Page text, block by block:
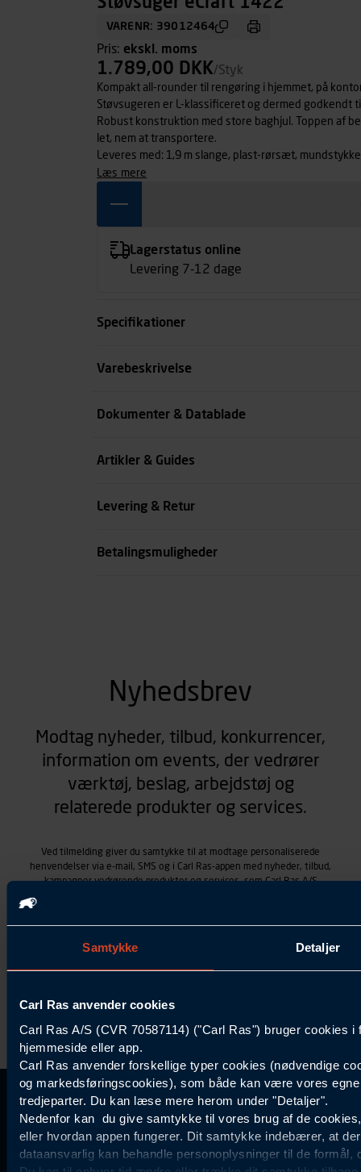
Samtykke Detaljer
Carl Ras anvender cookies
Carl Ras A/S (CVR 70587114) ("Carl Ras") bruger cookies
hjemmeside eller app.
Carl Ras anvender forskellige typer cookies (nødvendige
og markedsføringscookies), som både kan være vores
tredjeparter. Du kan læse mere herom under "Detaljer".
Nedenfor kan du give samtykke til vores brug af de
eller hvordan appen fungerer. Dit samtykke indebærer, at
dataansvarlig kan behandle personoplysninger til de formål,
VARENR: 39012464
Pris: ekskl. moms
1.789,00 DKK/Styk
Kompakt all-rounder til rengøring i hjemmet, på
Støvsugeren er L-klassificeret og dermed godkendt
Robust konstruktion med store baghjul. Toppen af
let, nem at transportere.
Leveres med: 1,9 m slange, plast-rørsæt,
læs mere
Lagerstatus online
Levering 7-12 dage
Specifikationer
Optagen effekt watt
Varebeskrivelse
Dokumenter & Datablade
Artikler & Guides
Levering & Retur
Betalingsmuligheder
Nyhedsbrev
Modtag nyheder, tilbud, konkurrencer,
information om events, der vedrører
værktøj, beslag, arbejdstøj og
relaterede produkter og services.
Ved tilmelding giver du samtykke til at modtage personaliserede
henvendelser via e-mail, SMS og i Carl Ras-appen med nyheder, tilbud,
kampagner vedrørende produkter og services, som Carl Ras A/S
(besøgs- og søgehistorik), samt dine tidligere køb (købshistorik).
behandle ovennævnte personoplysninger. Du kan trække dit
samtykke tilbage ved at trykke "Afmeld" i bunden af hver
Kontakt Kundeservice
44 85 55
11
Information
Carl Ras Gruppen
Om os
Job og karriere
Kundefordele
Bliv kontokunde
Services
Digitale løsninger
Inspiration
Specialisten
Produktløsninger
Certificeret byggeri